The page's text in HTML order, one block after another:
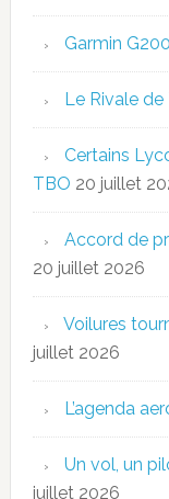
Garmin
Le Rivale
Certains
TBO 20 juillet
Accord de
20 juillet 2026
Voilures
juillet 2026
L’agenda
Un vol, un
juillet 2026